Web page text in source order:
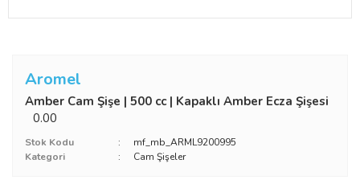
Aromel
Amber Cam Şişe | 500 cc | Kapaklı Amber Ecza Şişesi
0.00
Stok Kodu
mf_mb_ARML9200995
Kategori
Cam Şişeler